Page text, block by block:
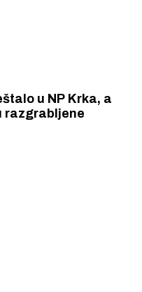
u NP Krka, a
razgrabljene